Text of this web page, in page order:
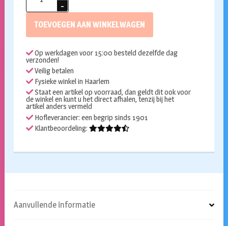
Woman
aantal
TOEVOEGEN AAN WINKELWAGEN
Op werkdagen voor 15:00 besteld dezelfde dag
verzonden!
Veilig betalen
Fysieke winkel in Haarlem
Staat een artikel op voorraad, dan geldt dit ook voor
de winkel en kunt u het direct afhalen, tenzij bij het
artikel anders vermeld
Hofleverancier: een begrip sinds 1901
Klantbeoordeling:
Aanvullende informatie